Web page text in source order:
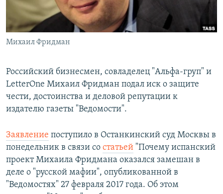
Михаил Фридман
Российский бизнесмен, совладелец "Альфа-груп" и
LetterOne Михаил Фридман подал иск о защите
чести, достоинства и деловой репутации к
издателю газеты "Ведомости".
Заявление поступило в Останкинский суд Москвы в
понедельник в связи со статьей "Почему испанский
проект Михаила Фридмана оказался замешан в
деле о "русской мафии", опубликованной в
"Ведомостях" 27 февраля 2017 года. Об этом